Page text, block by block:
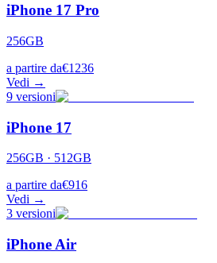
iPhone 17 Pro
256GB
a partire da€1236
Vedi →
9 versioni
iPhone 17
256GB · 512GB
a partire da€916
Vedi →
3 versioni
iPhone Air